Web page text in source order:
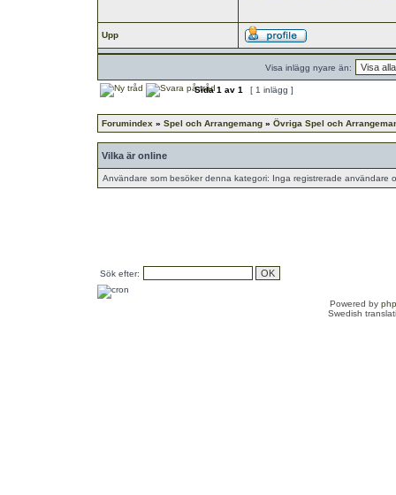
Upp
Visa inlägg nyare än:
Sida1 av 1 [ 1 inlägg ]
Forumindex » Spel och Arrangemang » Övriga Spel och
Vilka är online
Användare som besöker denna kategori: Inga registrerade användare
Sök efter:
Powered by
Swedish